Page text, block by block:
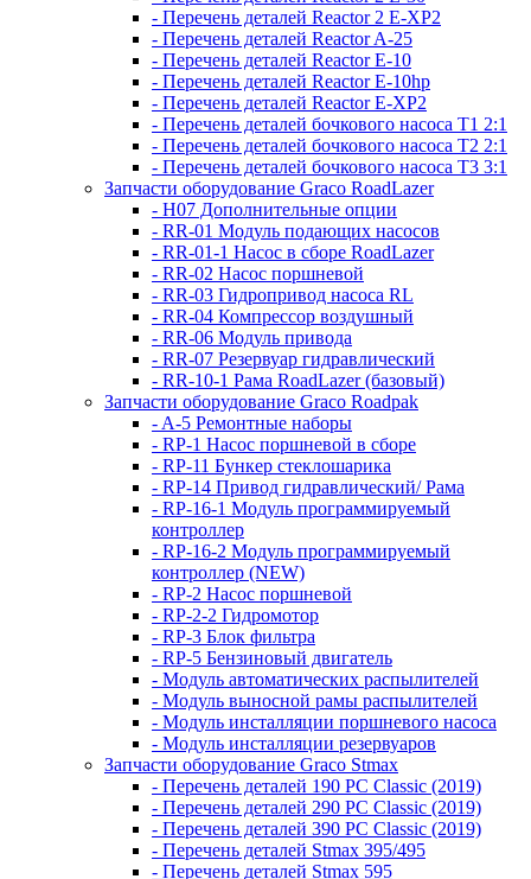
- Перечень деталей Reactor 2 E-XP2
- Перечень деталей Reactor A-25
- Перечень деталей Reactor E-10
- Перечень деталей Reactor E-10hp
- Перечень деталей Reactor E-XP2
- Перечень деталей бочкового насоса T1 2:1
- Перечень деталей бочкового насоса T2 2:1
- Перечень деталей бочкового насоса T3 3:1
Запчасти оборудование Graco RoadLazer
- H07 Дополнительные опции
- RR-01 Модуль подающих насосов
- RR-01-1 Насос в сборе RoadLazer
- RR-02 Насос поршневой
- RR-03 Гидропривод насоса RL
- RR-04 Компрессор воздушный
- RR-06 Модуль привода
- RR-07 Резервуар гидравлический
- RR-10-1 Рама RoadLazer (базовый)
Запчасти оборудование Graco Roadpak
- A-5 Ремонтные наборы
- RP-1 Насос поршневой в сборе
- RP-11 Бункер стеклошарика
- RP-14 Привод гидравлический/ Рама
- RP-16-1 Модуль программируемый
контроллер
- RP-16-2 Модуль программируемый
контроллер (NEW)
- RP-2 Насос поршневой
- RP-2-2 Гидромотор
- RP-3 Блок фильтра
- RP-5 Бензиновый двигатель
- Модуль автоматических распылителей
- Модуль выносной рамы распылителей
- Модуль инсталляции поршневого насоса
- Модуль инсталляции резервуаров
Запчасти оборудование Graco Stmax
- Перечень деталей 190 PC Classic (2019)
- Перечень деталей 290 PC Classic (2019)
- Перечень деталей 390 PC Classic (2019)
- Перечень деталей Stmax 395/495
- Перечень деталей Stmax 595